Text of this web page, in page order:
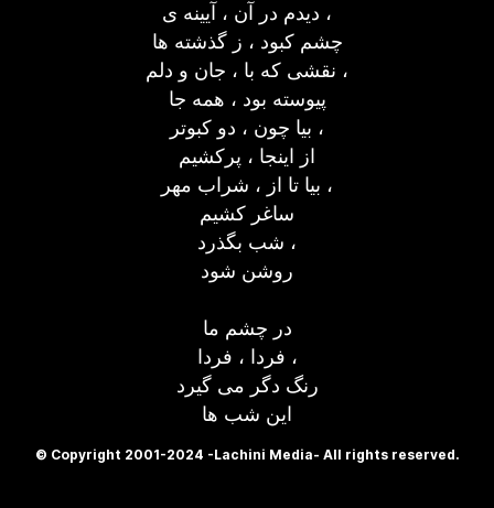
دیدم در آن ، آیینه ی ،
چشم کبود ، ز گذشته ها
نقشی که با ، جان و دلم ،
پیوسته بود ، همه جا
بیا چون ، دو کبوتر ،
از اینجا ، پرکشیم
بیا تا از ، شراب مهر ،
ساغر کشیم
شب بگذرد ،
روشن شود
در چشم ما
فردا ، فردا ،
رنگ دگر می گیرد
این شب ها
© Copyright 2001-2024 -Lachini Media- All rights reserved.